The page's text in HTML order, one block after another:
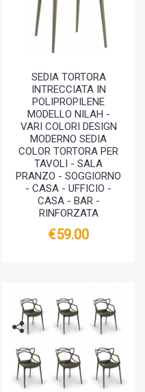
SEDIA TORTORA
INTRECCIATA IN
POLIPROPILENE
MODELLO NILAH -
VARI COLORI DESIGN
MODERNO SEDIA
COLOR TORTORA PER
TAVOLI - SALA
PRANZO - SOGGIORNO
- CASA - UFFICIO -
CASA - BAR -
RINFORZATA
€59.00